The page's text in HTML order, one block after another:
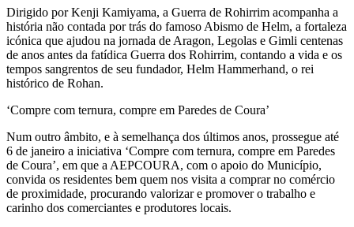
Dirigido por Kenji Kamiyama, a Guerra de Rohirrim acompanha a
história não contada por trás do famoso Abismo de Helm, a fortaleza
icónica que ajudou na jornada de Aragon, Legolas e Gimli centenas
de anos antes da fatídica Guerra dos Rohirrim, contando a vida e os
tempos sangrentos de seu fundador, Helm Hammerhand, o rei
histórico de Rohan.
‘Compre com ternura, compre em Paredes de Coura’
Num outro âmbito, e à semelhança dos últimos anos, prossegue até
6 de janeiro a iniciativa ‘Compre com ternura, compre em Paredes
de Coura’, em que a AEPCOURA, com o apoio do Município,
convida os residentes bem quem nos visita a comprar no comércio
de proximidade, procurando valorizar e promover o trabalho e
carinho dos comerciantes e produtores locais.